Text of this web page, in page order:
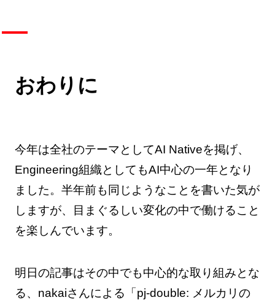
おわりに
今年は全社のテーマとしてAI Nativeを掲げ、
Engineering組織としてもAI中心の一年となり
ました。半年前も同じようなことを書いた気が
しますが、目まぐるしい変化の中で働けること
を楽しんでいます。
明日の記事はその中でも中心的な取り組みとな
る、nakaiさんによる「pj-double: メルカリの